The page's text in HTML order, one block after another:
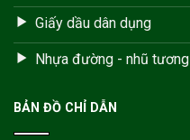
Giấy dầu dân dụng
Nhựa đường - nhũ tương
BẢN ĐỒ CHỈ DẪN